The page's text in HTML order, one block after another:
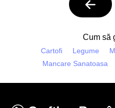
Cum să
Cartofi Legume
Mancare Sanatoasa